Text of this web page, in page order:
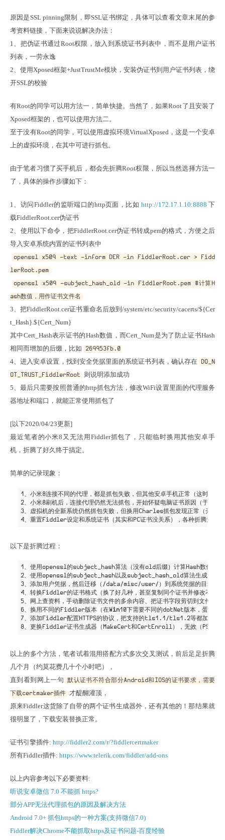
原因是SSL pinning限制，即SSL证书绑定，具体可以查看文章末尾的参
考资料链接，下面来说说解决办法：
1、把伪证书通过Root权限，放入到系统证书列表中，而不是用户证书
列表，一劳永逸
2、使用Xposed框架+JustTrustMe模块，安装伪证书到用户证书列表，绕
开SSL的校验
有Root的同学可以用方法一，简单快捷。当然了，如果Root了且安装了
Xposed框架的，也可以使用方法二。
至于没有Root的同学，可以使用虚拟环境VirtualXposed，这是一个安卓
上的虚拟环境，在其中可进行抓包。
由于笔者习惯了买手机后，都会先折腾Root权限，所以当然选择方法一
了，具体的操作步骤如下：
1、访问Fiddler的监听端口的http页面，比如 http://172.17.1.10:8888 下
载FiddlerRoot.cer伪证书
2、使用以下命令，把FiddlerRoot.cer伪证书转成pem的格式，方便之后
openssl x509 -text -inform DER -in FiddlerRoot.cer > Fidd
lerRoot.pem
openssl x509 -subject_hash_old -in FiddlerRoot.pem #计算H
ash数值，用作证书文件名
3、把FiddlerRoot.cer证书重命名后放到/system/etc/security/cacerts/${Cer
t_Hash}.${Cert_Num}
其中Cert_Hash表示证书的Hash数值，而Cert_Num是为了防止证书Hash
相同而增加的后缀，比如
269953fb.0
4、进入安卓设置，找到安全凭据里面的系统证书列表，确认存在 DO_N
OT_TRUST_FiddlerRoot
则说明添加成功
5、最后只需要按照普通的http抓包方法，修改WiFi设置里面的代理服务
器地址和端口，就能正常使用抓包了
[以下2020/04/23更新]
最近笔者的小米8又无法用Fiddler抓包了，只能临时换用其他安卓手
机，折腾了好久终于搞定。
简单的记录现象：
1、小米8连接不同的代理，都是抓包失败，但其他安卓手机正常（这时怀疑
2、小米8刷机后，连接代理仍然无法抓包，开始怀疑电脑证书原因（于是搞
3、虚拟机的全新系统仍然抓包失败，但换用Charles抓包发现正常（开始
以下是折腾过程：
1、使用openssl的subject_hash算法（没有old后缀）计算Hash数值（因
2、使用openssl的subject_hash以及subject_hash_old算法生成两个证
3、添加用户凭据，然后迁移（/data/misc/user/）到系统凭据的目录（防
4、转换Fiddler的证书格式（换了好几种，甚至复制同个证书并修改不同的
5、网上查资料，手动删除证书文件的多余内容、把证书字段剪切到文件头
6、换用不同的Fiddler版本（在Win10下需要不同的dotNet版本，蛋疼）
7、添加Fiddler配置HTTPS的协议，把支持的tls1.1/tls1.2等都加上（不
以上的多个方法，笔者试着混用搭配方式多次交叉测试，前后足足折腾
几个月（约莫花费几十个小时吧），
直到看到网上一句
默认证书不符合部分Android和IOS的证书要求，需要
下载certmaker插件 才醍醐灌顶，
原来Fiddler这货除了自带的两个证书生成器外，还有其他的！那结果就
很明显了，下载安装替换正常。
证书引擎插件: http://fiddler2.com/r/?fiddlercertmaker
所有Fiddler插件: https://www.telerik.com/fiddler/add-ons
听说安卓微信 7.0 不能抓 https?
部分APP无法代理抓包的原因及解决方法
Android 7.0+ 抓包https的一种方案(支持微信7.0)
Fiddler解决Chrome不能抓取https及证书问题-百度经验